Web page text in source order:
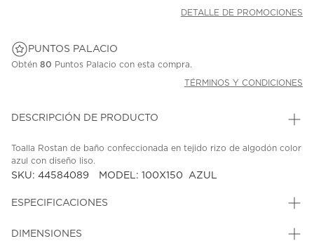
DETALLE DE PROMOCIONES
PUNTOS PALACIO
Obtén 80 Puntos Palacio con esta compra.
TÉRMINOS Y CONDICIONES
DESCRIPCIÓN DE PRODUCTO
Toalla Rostan de baño confeccionada en tejido rizo de algodón color
azul con diseño liso.
SKU: 44584089 MODEL: 100X150_AZUL
ESPECIFICACIONES
DIMENSIONES